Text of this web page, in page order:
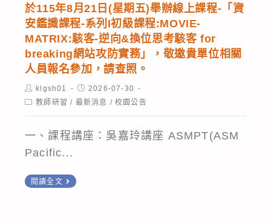
學
生
競
爭
請
查
照。
學
習
啟
航
站」，
請
惠
公
5-
25
分
鐘
左
右，
為
避
預
依
說
明
辦
請
查
照。
中
興
大
學
附
屬
高
中
於115年8月21日(星期五)舉辦線上課程-「資
安鑑識課程-系列I初級課程:MOVIE-
MATRIX:駭客-逆向&換位思考駭客 for
breaking網站攻防實務」，敬邀貴單位相關
人員報名參加，請查照。
Post
author:
klgsh01
Post
published:
2026-07-30
Post教師研習 / 最新消息 / 校園公告
一、課程講座：吳嘉玲講座 ASMPT(ASM
Pacific...
閱讀全文